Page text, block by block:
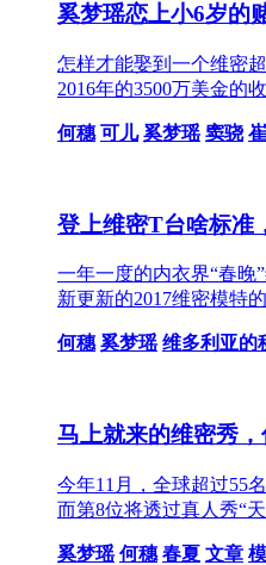
奚梦瑶恋上小6岁的
怎样才能娶到一个维密
2016年的3500万美金的
何穗 可儿 奚梦瑶 窦骁
登上维密T台啥标准
一年一度的内衣界“春晚
新更新的2017维密模特
何穗 奚梦瑶 维多利亚的
马上就来的维密秀
今年11月，全球超过55
而第8位将透过真人秀“
奚梦瑶 何穗 春夏 文章